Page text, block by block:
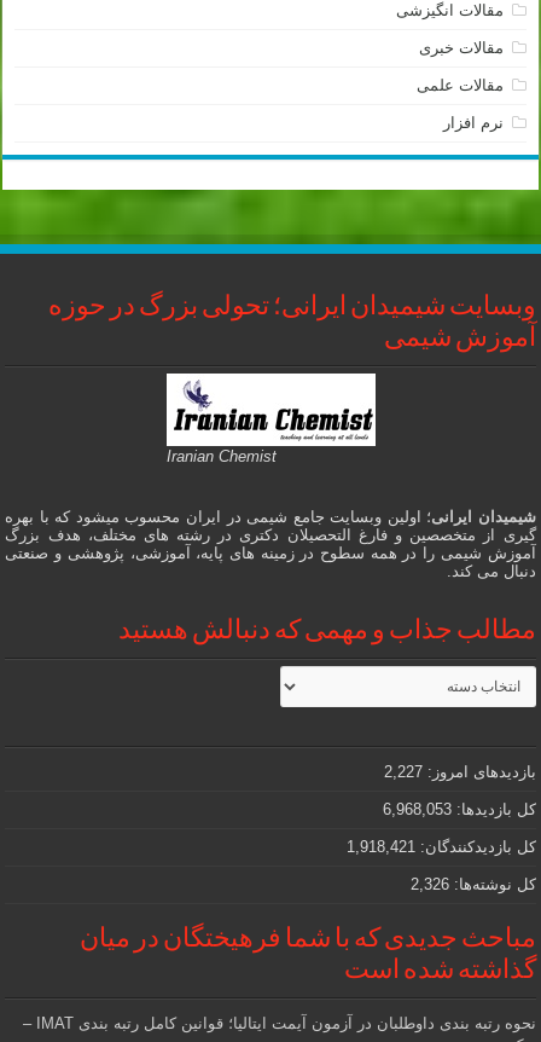
مقالات انگیزشی
مقالات خبری
مقالات علمی
نرم افزار
وبسایت شیمیدان ایرانی؛ تحولی بزرگ در حوزه
آموزش شیمی
Iranian Chemist
شیمیدان ایرانی؛ اولین وبسایت جامع شیمی در ایران محسوب میشود که با بهره
گیری از متخصصین و فارغ التحصیلان دکتری در رشته های مختلف، هدف بزرگ
آموزش شیمی را در همه سطوح در زمینه های پایه، آموزشی، پژوهشی و صنعتی
دنبال می کند.
مطالب جذاب و مهمی که دنبالش هستید
مطالب
جذاب
و
که
دنبالش
هستید
بازدیدهای امروز:2,227
کل بازدیدها:6,968,053
کل بازدیدکنند‌گان:1,918,421
کل نوشته‌ها:2,326
مباحث جدیدی که با شما فرهیختگان در میان
گذاشته شده است
نحوه رتبه بندی داوطلبان در آزمون آیمت ایتالیا؛ قوانین کامل رتبه بندی IMAT –